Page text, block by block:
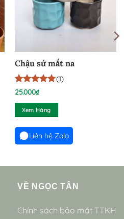
Chậu sứ mắt na
5trên 5
1
đánh giá
(1)
25.000₫
Xem Hàng
Liên hệ Zalo
VỀ NGỌC TÂN
Chính sách bảo mật TTKH